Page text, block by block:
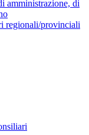
amministrazione, di
regionali/provinciali